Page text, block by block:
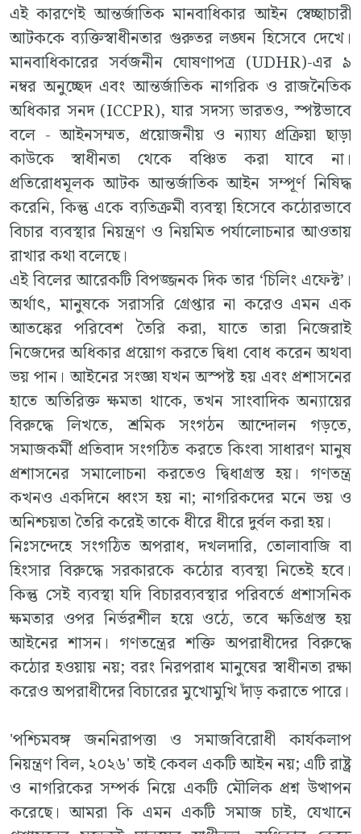
এই কারণেই আন্তর্জাতিক মানবাধিকার আইন স্বেচ্ছাচারী
আটককে ব্যক্তিস্বাধীনতার গুরুতর লঙ্ঘন হিসেবে দেখে।
মানবাধিকারের সর্বজনীন ঘোষণাপত্র (UDHR)-এর ৯
নম্বর অনুচ্ছেদ এবং আন্তর্জাতিক নাগরিক ও রাজনৈতিক
অধিকার সনদ (ICCPR), যার সদস্য ভারতও, স্পষ্টভাবে
বলে - আইনসম্মত, প্রয়োজনীয় ও ন্যায্য প্রক্রিয়া ছাড়া
কাউকে স্বাধীনতা থেকে বঞ্চিত করা যাবে না।
প্রতিরোধমূলক আটক আন্তর্জাতিক আইন সম্পূর্ণ নিষিদ্ধ
করেনি, কিন্তু একে ব্যতিক্রমী ব্যবস্থা হিসেবে কঠোরভাবে
বিচার ব্যবস্থার নিয়ন্ত্রণ ও নিয়মিত পর্যালোচনার আওতায়
রাখার কথা বলেছে।
এই বিলের আরেকটি বিপজ্জনক দিক তার ‘চিলিং এফেক্ট’।
অর্থাৎ, মানুষকে সরাসরি গ্রেপ্তার না করেও এমন এক
আতঙ্কের পরিবেশ তৈরি করা, যাতে তারা নিজেরাই
নিজেদের অধিকার প্রয়োগ করতে দ্বিধা বোধ করেন অথবা
ভয় পান। আইনের সংজ্ঞা যখন অস্পষ্ট হয় এবং প্রশাসনের
হাতে অতিরিক্ত ক্ষমতা থাকে, তখন সাংবাদিক অন্যায়ের
বিরুদ্ধে লিখতে, শ্রমিক সংগঠন আন্দোলন গড়তে,
সমাজকর্মী প্রতিবাদ সংগঠিত করতে কিংবা সাধারণ মানুষ
প্রশাসনের সমালোচনা করতেও দ্বিধাগ্রস্ত হয়। গণতন্ত্র
কখনও একদিনে ধ্বংস হয় না; নাগরিকদের মনে ভয় ও
অনিশ্চয়তা তৈরি করেই তাকে ধীরে ধীরে দুর্বল করা হয়।
নিঃসন্দেহে সংগঠিত অপরাধ, দখলদারি, তোলাবাজি বা
হিংসার বিরুদ্ধে সরকারকে কঠোর ব্যবস্থা নিতেই হবে।
কিন্তু সেই ব্যবস্থা যদি বিচারব্যবস্থার পরিবর্তে প্রশাসনিক
ক্ষমতার ওপর নির্ভরশীল হয়ে ওঠে, তবে ক্ষতিগ্রস্ত হয়
আইনের শাসন। গণতন্ত্রের শক্তি অপরাধীদের বিরুদ্ধে
কঠোর হওয়ায় নয়; বরং নিরপরাধ মানুষের স্বাধীনতা রক্ষা
করেও অপরাধীদের বিচারের মুখোমুখি দাঁড় করাতে পারে।
'পশ্চিমবঙ্গ জননিরাপত্তা ও সমাজবিরোধী কার্যকলাপ
নিয়ন্ত্রণ বিল, ২০২৬' তাই কেবল একটি আইন নয়; এটি রাষ্ট্র
ও নাগরিকের সম্পর্ক নিয়ে একটি মৌলিক প্রশ্ন উত্থাপন
করেছে। আমরা কি এমন একটি সমাজ চাই, যেখানে